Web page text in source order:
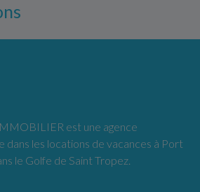
est une agence
dans les locations de vacances à Port
le Golfe de Saint Tropez.